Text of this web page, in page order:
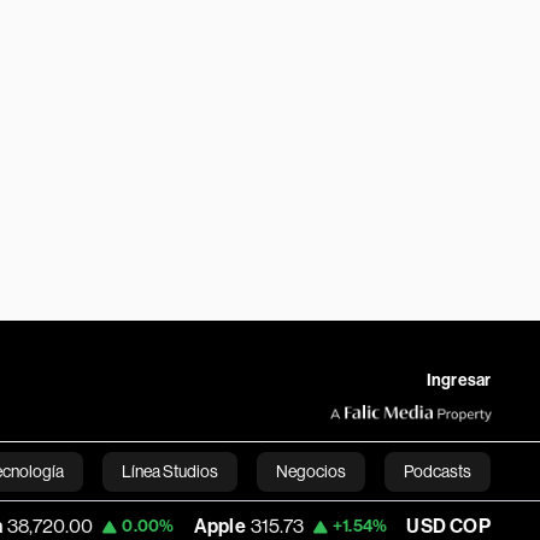
Ingresar
Línea Studios Negocios Podcasts
English
0.00% Apple 315.73 +1.54% USD COP 3,171.32